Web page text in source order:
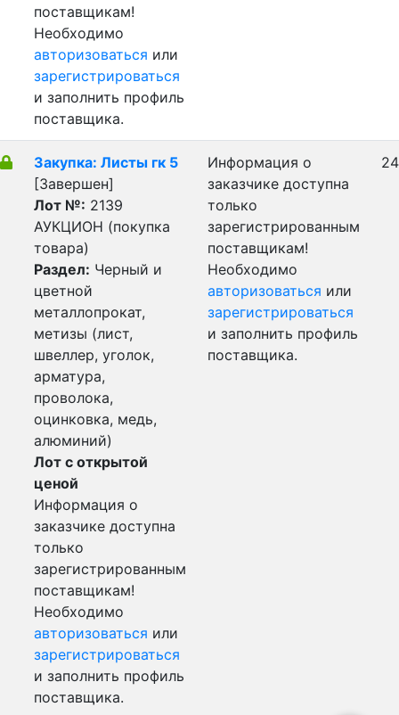
поставщикам!
Необходимо
авторизоваться или
зарегистрироваться
и заполнить профиль
поставщика.
Закупка: Листы гк 5
[Завершен]
Лот №: 2139
АУКЦИОН (покупка
товара)
Раздел: Черный и
цветной
металлопрокат,
метизы (лист,
швеллер, уголок,
арматура,
проволока,
оцинковка, медь,
алюминий)
Лот с открытой
ценой
Информация о
заказчике доступна
только
зарегистрированным
поставщикам!
Необходимо
авторизоваться или
зарегистрироваться
и заполнить профиль
поставщика.
Информация о
заказчике доступна
только
зарегистрированным
поставщикам!
Необходимо
авторизоваться или
зарегистрироваться
и заполнить профиль
поставщика.